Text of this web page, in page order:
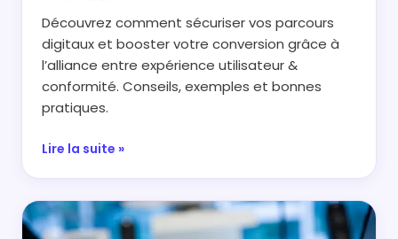
Découvrez comment sécuriser vos parcours
digitaux et booster votre conversion grâce à
l’alliance entre expérience utilisateur &
conformité. Conseils, exemples et bonnes
pratiques.
Lire la suite »